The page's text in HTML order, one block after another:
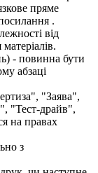
пряме
.
від
- повинна бути
абзаці
"Заява",
"Тест-драйв",
на правах
з